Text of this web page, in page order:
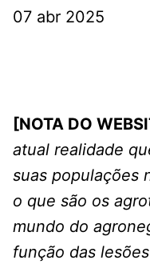
07 abr 2025
[NOTA DO
atual realidade
suas populações
o que são os
mundo do
função das